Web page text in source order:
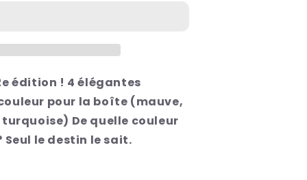
édition ! 4 élégantes
pour la boîte (mauve,
De quelle couleur
Seul le destin le sait.